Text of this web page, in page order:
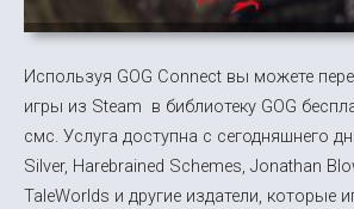
Используя GOG Connect вы можете
игры из Steam в библиотеку GOG
смс. Услуга доступна с сегодняшнего
Silver, Harebrained Schemes, Jonathan
TaleWorlds и другие издатели, которые